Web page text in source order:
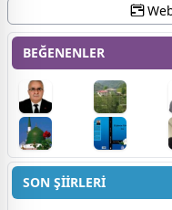
BEĞENENLER
SON ŞİİRLERİ